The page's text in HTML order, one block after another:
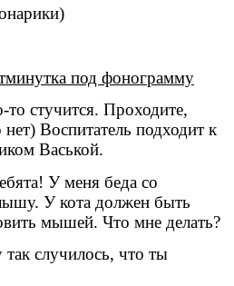
под фонограмму
стучится. Проходите,
Воспитатель подходит к
Васькой.
У меня беда со
У кота должен быть
мышей. Что мне делать?
случилось, что ты